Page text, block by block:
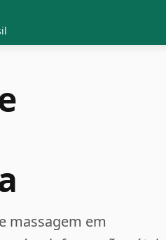
massagem em